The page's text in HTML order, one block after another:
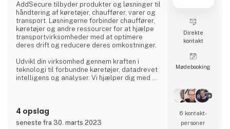
AddSecure tilbyder produkter og løsninger til
håndtering af køretøjer, chauffører, varer og
transport. Løsningerne forbinder chauffører,
køretøjer og andre ressourcer for at hjælpe
transportvirksomheder med at optimere
deres drift og reducere deres omkostninger.
Udvikl din virksomhed gennem kraften i
teknologi til forbundne køretøjer, datadrevet
intelligens og analyser. Vi hjælper dig med at
global e-handel og miljøregler.
4 opslag
seneste fra 30. marts 2023
Direkte
kontakt
Møde­booking
6 kontakt­
personer